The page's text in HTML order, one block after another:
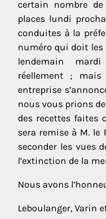
certain nombre
places lundi
conduites à la
numéro qui doit les
lendemain
réellement ;
entreprise
nous vous prions
des recettes faites
sera remise à M. le
seconder les vues
l’extinc­tion de la
Nous avons
Leboulanger, Varin